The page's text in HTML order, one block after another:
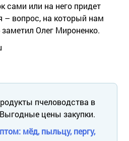
или на него придет
– вопрос, на который нам
заметил Олег Мироненко.
пчеловодства в
цены закупки.
мёд, пыльцу, пергу,